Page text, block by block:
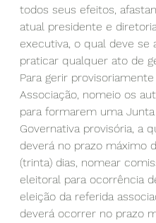
todos seus efeitos,
atual presidente e
executiva, o qual deve se
praticar qualquer ato de
Para gerir
Associação, nomeio os
para formarem uma Junta
Governativa provisória, a
deverá no prazo máximo
(trinta) dias, nomear
eleitoral para ocorrência
eleição da referida
deverá ocorrer no prazo